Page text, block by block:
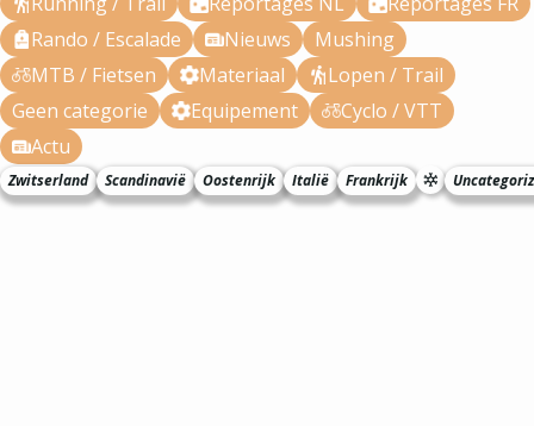
Rando / Escalade
Nieuws
Mushing
MTB / Fietsen
Materiaal
Lopen / Trail
Geen categorie
Equipement
Cyclo / VTT
Actu
Zwitserland Scandinavië Oostenrijk Italië Frankrijk